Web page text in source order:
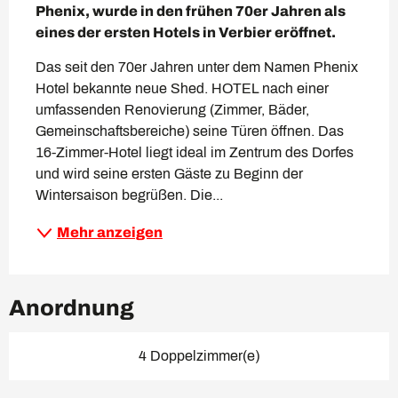
Phenix, wurde in den frühen 70er Jahren als
eines der ersten Hotels in Verbier eröffnet.
Das seit den 70er Jahren unter dem Namen Phenix
Hotel bekannte neue Shed. HOTEL nach einer
umfassenden Renovierung (Zimmer, Bäder,
Gemeinschaftsbereiche) seine Türen öffnen. Das
16-Zimmer-Hotel liegt ideal im Zentrum des Dorfes
und wird seine ersten Gäste zu Beginn der
Wintersaison begrüßen. Die...
Mehr anzeigen
Anordnung
4 Doppelzimmer(e)